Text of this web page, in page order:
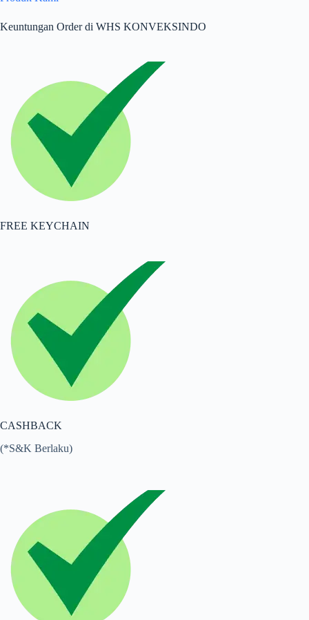
Keuntungan Order di WHS KONVEKSINDO
FREE KEYCHAIN
CASHBACK
(*S&K Berlaku)